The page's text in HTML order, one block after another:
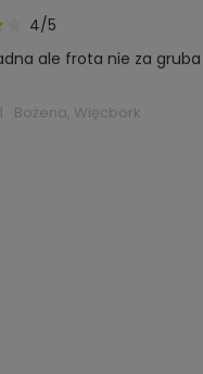
4/5
ale frota nie za
Bożena, Więcbork